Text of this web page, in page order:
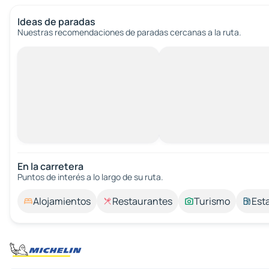
Ideas de paradas
Nuestras recomendaciones de paradas cercanas a la ruta.
En la carretera
Puntos de interés a lo largo de su ruta.
Alojamientos Restaurantes Turismo